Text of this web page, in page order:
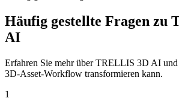
Häufig gestellte Fragen zu
AI
Erfahren Sie mehr über TRELLIS 3D AI
3D-Asset-Workflow transformieren kann.
1